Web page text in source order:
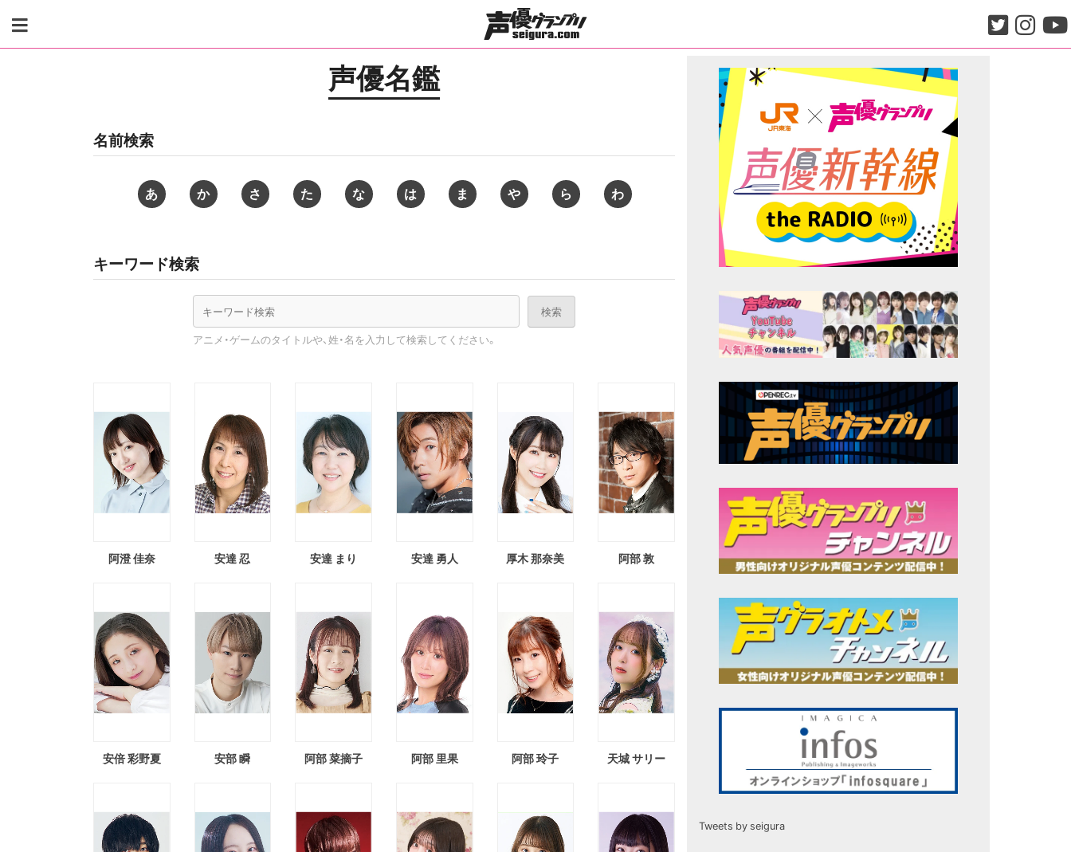
content
声優名鑑
名前検索
あ か さ た な は ま や ら わ
キーワード検索
アニメ・ゲームのタイトルや、姓・名を入力して検索してください。
阿澄 佳奈 安達 忍 安達 まり 安達 勇人 厚木 那奈美 阿部 敦
安倍 彩野夏 安部 瞬 阿部 菜摘子 阿部 里果 阿部 玲子 天城 サリー
Tweets by seigura